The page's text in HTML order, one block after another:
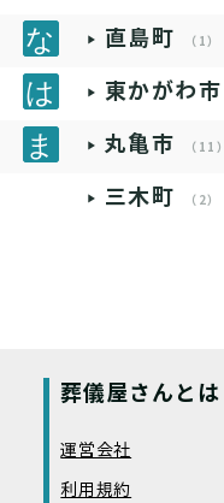
直島町 （1）
東かがわ市
丸亀市 （11）
三木町 （2）
葬儀屋さんとは
運営会社
利用規約